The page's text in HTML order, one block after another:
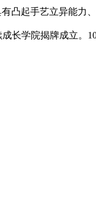
起手艺立异能力
学院揭牌成立。